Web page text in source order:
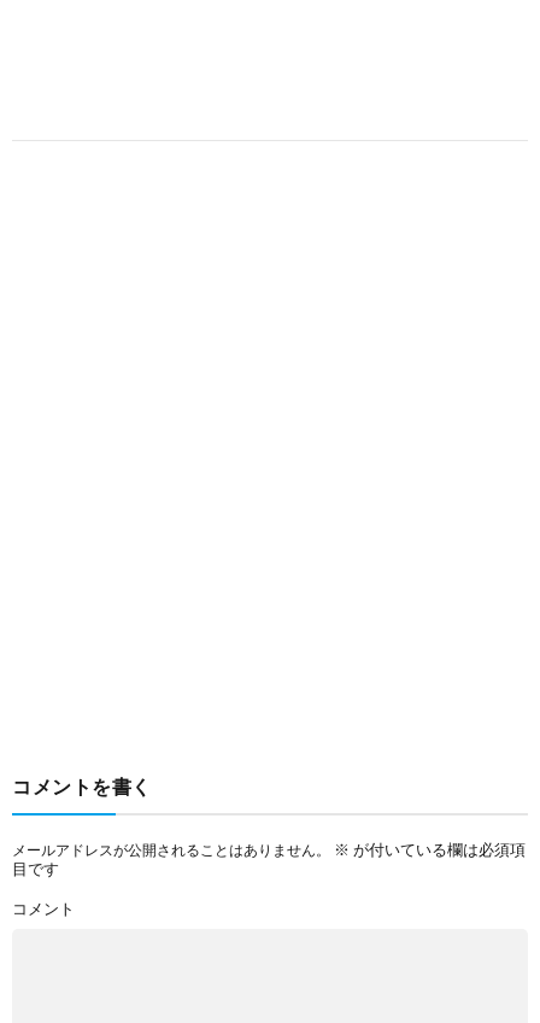
コメントを書く
メールアドレスが公開されることはありません。 ※ が付いている欄は必須項
目です
コメント